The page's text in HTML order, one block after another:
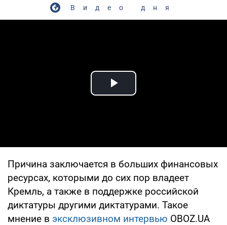
Видео дня
Play Video
Причина заключается в больших финансовых
ресурсах, которыми до сих пор владеет
Кремль, а также в поддержке российской
диктатуры другими диктатурами. Такое
мнение в эксклюзивном интервью OBOZ.UA